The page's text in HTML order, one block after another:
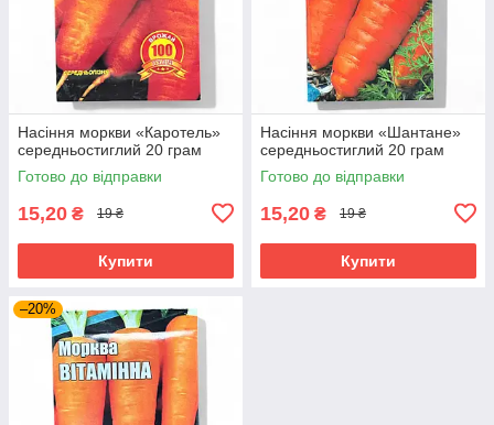
Насіння моркви «Каротель»
середньостиглий 20 грам
Готово до відправки
15,20 ₴ 19 ₴
Купити
Насіння моркви «Шантане»
середньостиглий 20 грам
Готово до відправки
15,20 ₴ 19 ₴
Купити
–20%